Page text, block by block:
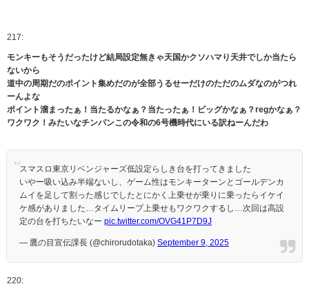
217:
モンキーもそうだったけど結局設定無きゃ天国かクソハマり天井でしか当たら
ないから
道中の周期だのポイント集めだのが全部うるせーだけのただのムダなのがつれ
ーんよな
ポイント溜まったぁ！当たるかなぁ？当たったぁ！ビッグかなぁ？regかなぁ？
ワクワク！みたいなチンパンこの令和の6号機時代にいる訳ねーんだわ
スマスロ東京リベンジャーズ低設定らしき台を打ってきました
いやー吸い込み半端ないし、ゲーム性はモンキーターンとゴールデンカ
ムイを足して割った感じでしたとにかく上乗せが乗りに乗ったらイケイ
ケ感がありました…タイムリープ上乗せもワクワクするし…次回は高設
定の台を打ちたいなー pic.twitter.com/OVG41P7D9J
— 鷹の目宣伝課長 (@chirorudotaka) September 9, 2025
220: